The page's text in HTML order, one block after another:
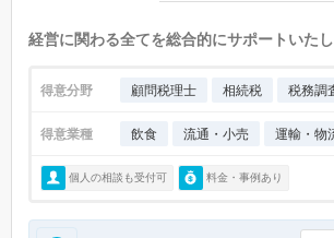
経営に関わる全てを総合的にサポートいたし
得意分野 顧問税理士 相続税 税務調
得意業種 飲食 流通・小売 運輸・物
個人の相談も受付可 料金・事例あり